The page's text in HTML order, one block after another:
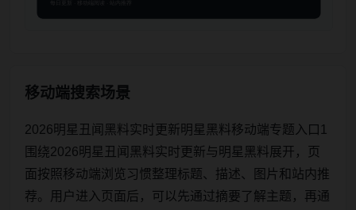
移动端搜索场景
2026明星丑闻黑料实时更新明星黑料移动端专题入口1
围绕2026明星丑闻黑料实时更新与明星黑料展开，页
面按照移动端浏览习惯整理标题、描述、图片和站内推
荐。用户进入页面后，可以先通过摘要了解主题，再通